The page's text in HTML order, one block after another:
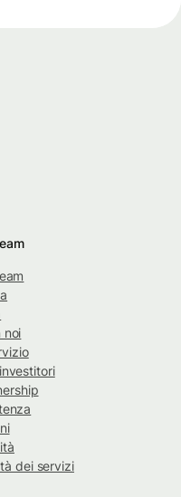
noi
dei servizi